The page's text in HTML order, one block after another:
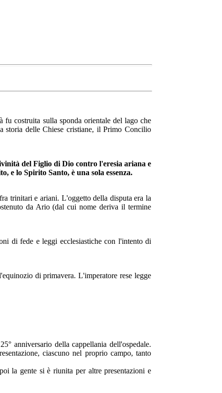
costruita sulla sponda orientale del lago che
storia delle Chiese cristiane, il Primo Concilio
del Figlio di Dio contro l'eresia ariana e
e lo Spirito Santo, è una sola essenza.
trinitari e ariani. L'oggetto della disputa era la
da Ario (dal cui nome deriva il termine
di fede e leggi ecclesiastiche con l'intento di
di primavera. L'imperatore rese legge
anniversario della cappellania dell'ospedale.
ciascuno nel proprio campo, tanto
gente si è riunita per altre presentazioni e